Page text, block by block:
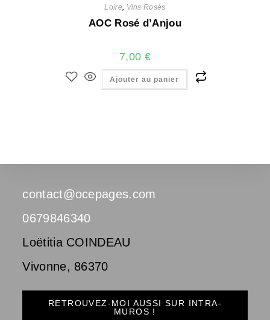
Loire, Vins Rosés
AOC Rosé d’Anjou
7,00 €
Ajouter au panier
contact@ocepages.com
0679846340
Loëtitia COINDEAU
Vivonne, 86370
RETROUVEZ-MOI AUSSI SUR INTRA-
MUROS !